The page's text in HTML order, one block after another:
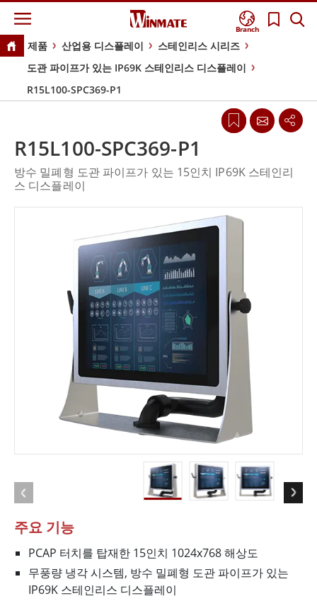
Branch
제품 산업용 디스플레이
스테인리스 시리즈
도관 파이프가 있는 IP69K 스테인리스 디스플레이
R15L100-SPC369-P1
주요 기능
PCAP 터치를 탑재한 15인치 1024x768 해상도
무풍량 냉각 시스템, 방수 밀폐형 도관 파이프가 있는
IP69K 스테인리스 디스플레이
R15L100-SPC369-P1
방수 밀폐형 도관 파이프가 있는 15인치 IP69K 스테인리
스 디스플레이